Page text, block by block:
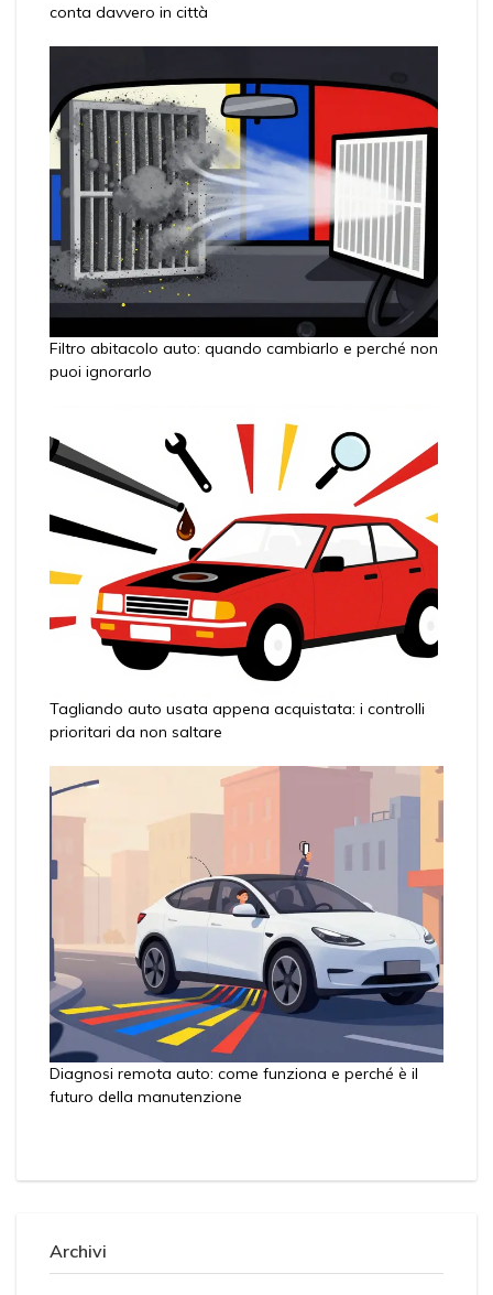
conta davvero in città
Filtro abitacolo auto: quando cambiarlo e perché non
puoi ignorarlo
Tagliando auto usata appena acquistata: i controlli
prioritari da non saltare
Diagnosi remota auto: come funziona e perché è il
futuro della manutenzione
Archivi